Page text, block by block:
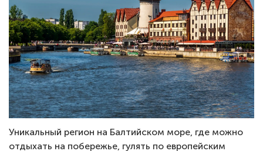
Уникальный регион на Балтийском море, где можно
отдыхать на побережье, гулять по европейским